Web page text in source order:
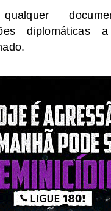
diplomáticas